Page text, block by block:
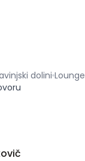
dolini Lounge